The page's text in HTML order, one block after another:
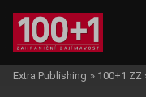
Extra Publishing » 100+1 ZZ